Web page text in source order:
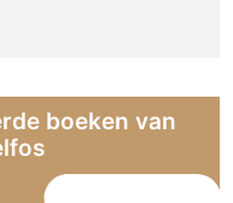
boeken van